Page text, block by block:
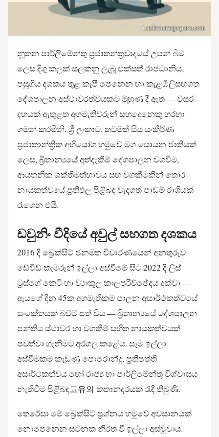
නූතන පාර්ලිමේන්තු ප්‍රජාතන්ත්‍රවාදයේ උපන් බිම
ලෙස දිගු කලක් සලකනු ලැබූ එක්සත් රාජධානිය,
පසුගිය දශකය තුළ කැපී පෙනෙන හා කැළඹිලිසහගත
දේශපාලන අස්ථාවරත්වයකට මුහුණ දී ඇත — වසර
දහයක් ඇතුළත අගමැතිවරුන් සහදෙනෙකු හරහා
ගමන් කරමිනි. ශ්‍රී ලංකාව, තවමත් සිය සංකීර්ණ
ප්‍රජාතාන්ත්‍රික අභියෝග හමුවේ මග සොයන ජාතියක්
ලෙස, බ්‍රිතාන්‍යයේ අත්දැකීම් දේශපාලන වගවීම,
ආයතනික ශක්තිමත්භාවය සහ වගකීමකින් තොර
නායකත්වයේ ප්‍රතිඵල පිළිබඳ වැදගත් පාඩම් රාශියක්
රැගෙන එයි.
ඩවුනිං වීදියේ අවුල් සහගත දශකය
2016 දී බ්‍රෙක්සිට් ජනමත විචාරණයෙන් අනතුරුව
ඩේවිඩ් කැමරූන් ඉල්ලා අස්වීමේ සිට 2022 දී ලිස්
ට්‍රස්ගේ කෙටි හා ව්‍යාකූල කාලපරිච්ඡේදය දක්වා —
ඇයගේ දින 45ක අගමැතිකම පාලන අසාර්ථකත්වයේ
සංකේතයක් බවට පත් විය — බ්‍රිතාන්‍යයේ දේශපාලන
පන්තිය ස්ථාවර හා වගකීම් සහිත නායකත්වයක්
පවත්වා ගැනීමට අරගල කළේය. සෑම ඉල්ලා
අස්වීමකම කැඩුණු පොරොන්දු, ප්‍රතිපත්ති
අසාර්ථකත්වය හෝ රාජ්‍ය හා පාර්ලිමේන්තු විශ්වාසය
නැතිවීම පිළිබඳ고유의 කතාන්දරයක් රැඳී තිබුණි.
තෙරේසා මේ බ්‍රෙක්සිට් ප්‍රශ්නය හමුවේ අවසානයක්
නොපෙනෙන සටනක නිරත වී ඉල්ලා අස්වූවාය.